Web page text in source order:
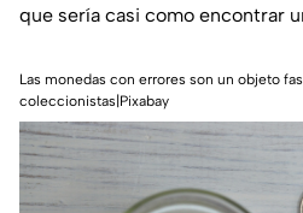
que sería casi como encontrar
Las monedas con errores son un objeto
coleccionistas|Pixabay